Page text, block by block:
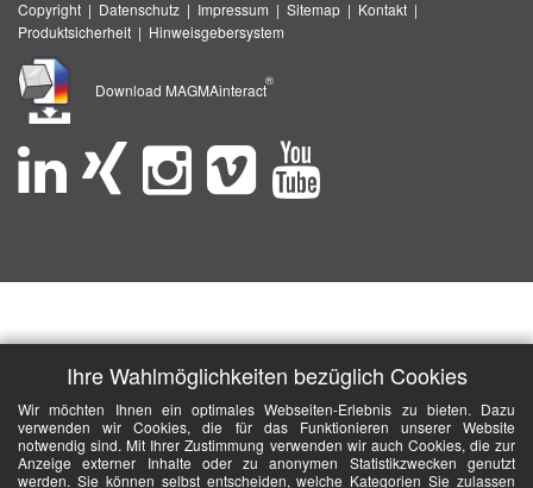
Copyright | Datenschutz | Impressum | Sitemap | Kontakt |
Produktsicherheit | Hinweisgebersystem
Download MAGMAinteract
®
Ihre Wahlmöglichkeiten bezüglich Cookies
Wir möchten Ihnen ein optimales Webseiten-Erlebnis zu bieten. Dazu
verwenden wir Cookies, die für das Funktionieren unserer Website
notwendig sind. Mit Ihrer Zustimmung verwenden wir auch Cookies, die zur
Anzeige externer Inhalte oder zu anonymen Statistikzwecken genutzt
werden. Sie können selbst entscheiden, welche Kategorien Sie zulassen